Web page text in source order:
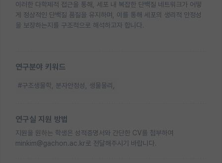
이러한 다학제적 접근을 통해, 세포 내 복잡한 단백질 네트워크가 어떻
게 정상적인 단백질 품질을 유지하며, 이를 통해 세포의 생리적 안정성
을 보장하는지를 구조적으로 해석하고자 합니다.
연구분야 키워드
#구조생물학, 분자안정성, 생물물리,
연구실 지원 방법
지원을 원하는 학생은 성적증명서와 간단한 CV를 첨부하여
minkim@gachon.ac.kr로 전달해주시기 바랍니다.